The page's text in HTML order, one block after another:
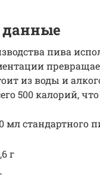
пива
из воды и
500 калорий,
мл стандартного
г